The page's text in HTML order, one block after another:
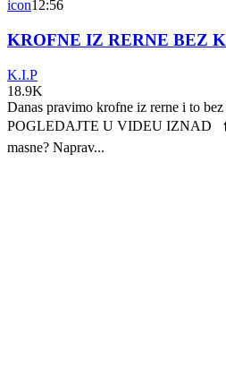
icon12:56
KROFNE IZ RERNE BEZ
K.I.P
18.9K
Danas pravimo krofne iz rerne i to
POGLEDAJTE U VIDEU IZNAD
masne? Naprav...